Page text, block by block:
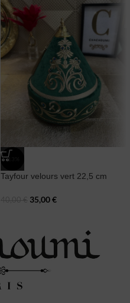
-13%
Tayfour velours vert 22,5 cm
35,00€